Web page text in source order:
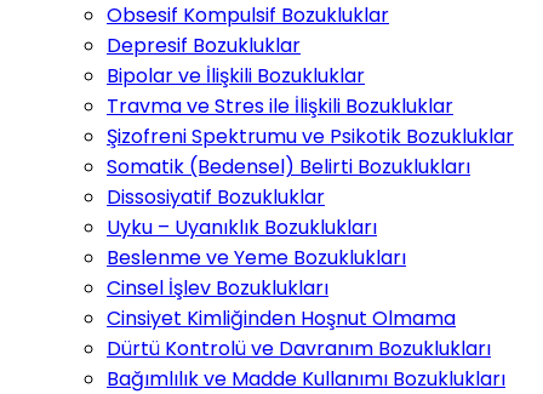
Obsesif Kompulsif Bozukluklar
Depresif Bozukluklar
Bipolar ve İlişkili Bozukluklar
Travma ve Stres ile İlişkili Bozukluklar
Şizofreni Spektrumu ve Psikotik Bozukluklar
Somatik (Bedensel) Belirti Bozuklukları
Dissosiyatif Bozukluklar
Uyku – Uyanıklık Bozuklukları
Beslenme ve Yeme Bozuklukları
Cinsel İşlev Bozuklukları
Cinsiyet Kimliğinden Hoşnut Olmama
Dürtü Kontrolü ve Davranım Bozuklukları
Bağımlılık ve Madde Kullanımı Bozuklukları